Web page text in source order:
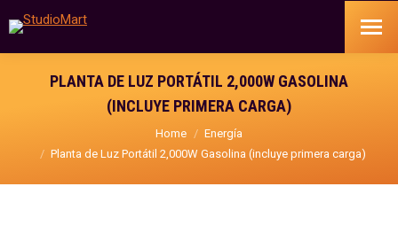
PLANTA DE LUZ PORTÁTIL 2,000W GASOLINA
(INCLUYE PRIMERA CARGA)
Home
Energía
Planta de Luz Portátil 2,000W Gasolina (incluye primera carga)